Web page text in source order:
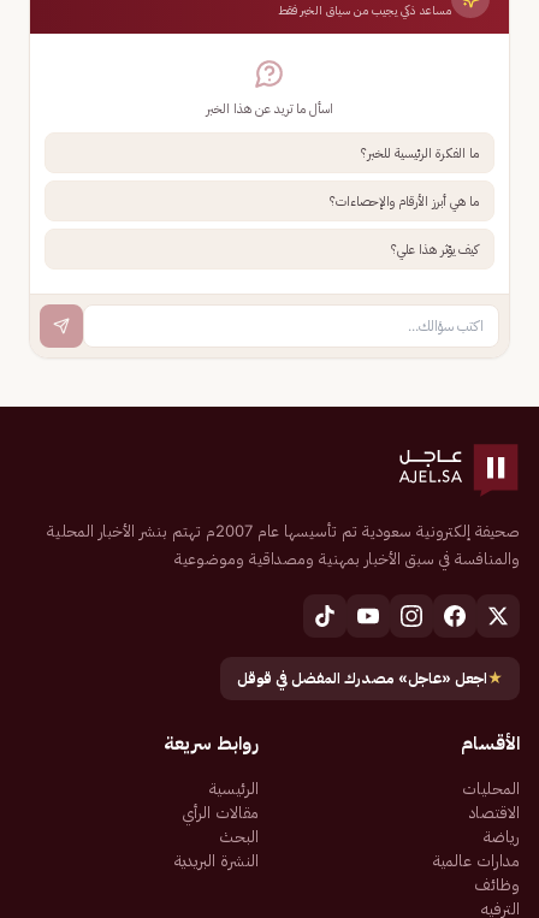
مساعد ذكي يجيب من سياق الخبر فقط
اسأل ما تريد عن هذا الخبر
ما الفكرة الرئيسية للخبر؟
ما هي أبرز الأرقام والإحصاءات؟
كيف يؤثر هذا علي؟
صحيفة إلكترونية سعودية تم تأسيسها عام 2007م تهتم بنشر الأخبار المحلية
والمنافسة في سبق الأخبار بمهنية ومصداقية وموضوعية
★اجعل «عاجل» مصدرك المفضل في قوقل
الأقسام
المحليات
الاقتصاد
رياضة
مدارات عالمية
وظائف
الترفيه
روابط سريعة
الرئيسية
مقالات الرأي
البحث
النشرة البريدية